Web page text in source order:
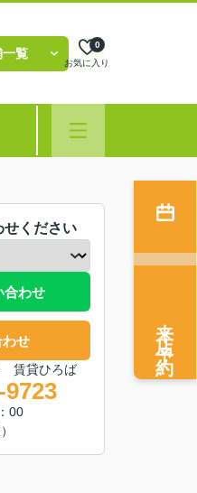
一覧
お気に入り
0
せください
合わせ
せ
賃貸ひろば
9723
00
来店予約